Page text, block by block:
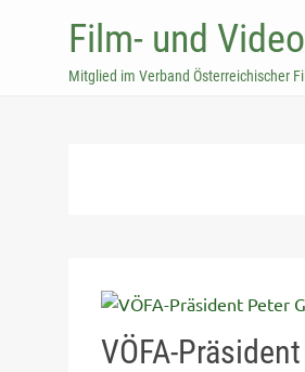
Film- und
Mitglied im Verband Österreichischer
VÖFA-